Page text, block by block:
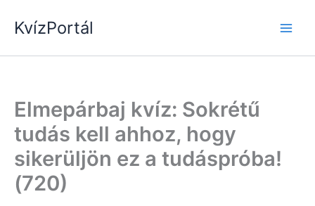
KvízPortál
Elmepárbaj kvíz: Sokrétű
tudás kell ahhoz, hogy
sikerüljön ez a tudáspróba!
(720)